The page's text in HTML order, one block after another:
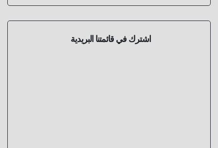
اشترك في قائمتنا البريدية